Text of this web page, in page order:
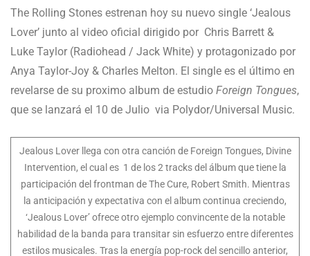
The Rolling Stones estrenan hoy su nuevo single ‘Jealous
Lover’ junto al video oficial dirigido por Chris Barrett &
Luke Taylor (Radiohead / Jack White) y protagonizado por
Anya Taylor-Joy & Charles Melton. El single es el último en
revelarse de su proximo album de estudio Foreign Tongues,
que se lanzará el 10 de Julio via Polydor/Universal Music.
Jealous Lover llega con otra canción de Foreign Tongues, Divine
Intervention, el cual es 1 de los 2 tracks del álbum que tiene la
participación del frontman de The Cure, Robert Smith. Mientras
la anticipación y expectativa con el album continua creciendo,
‘Jealous Lover’ ofrece otro ejemplo convincente de la notable
habilidad de la banda para transitar sin esfuerzo entre diferentes
estilos musicales. Tras la energía pop-rock del sencillo anterior,